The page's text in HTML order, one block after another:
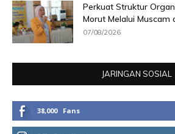
Perkuat Struktur
Morut Melalui Muscam
07/08/2026
JARINGAN SOSIAL
38,000 Fans